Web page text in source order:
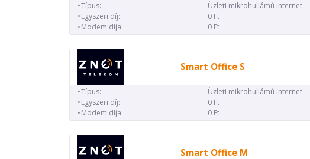
Típus:
Üzleti mikrohullámú internet
Egyszeri díj:
0 Ft
Modem díja:
0 Ft
Smart Office S
Típus:
Üzleti mikrohullámú internet
Egyszeri díj:
0 Ft
Modem díja:
0 Ft
Smart Office M